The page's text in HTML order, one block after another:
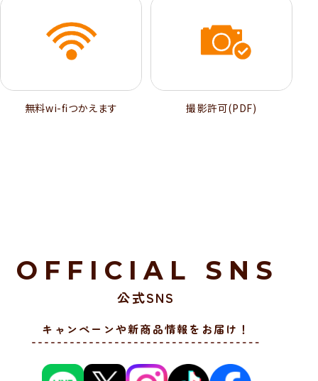
無料wi-ﬁつかえます 撮影許可(PDF)
OFFICIAL SNS
公式SNS
キャンペーンや新商品情報をお届け！